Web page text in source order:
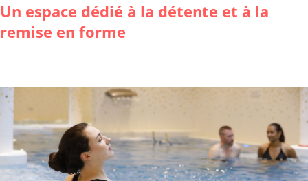
Un espace dédié à la détente et à la
remise en forme